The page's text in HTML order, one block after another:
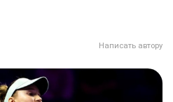
Написать автору